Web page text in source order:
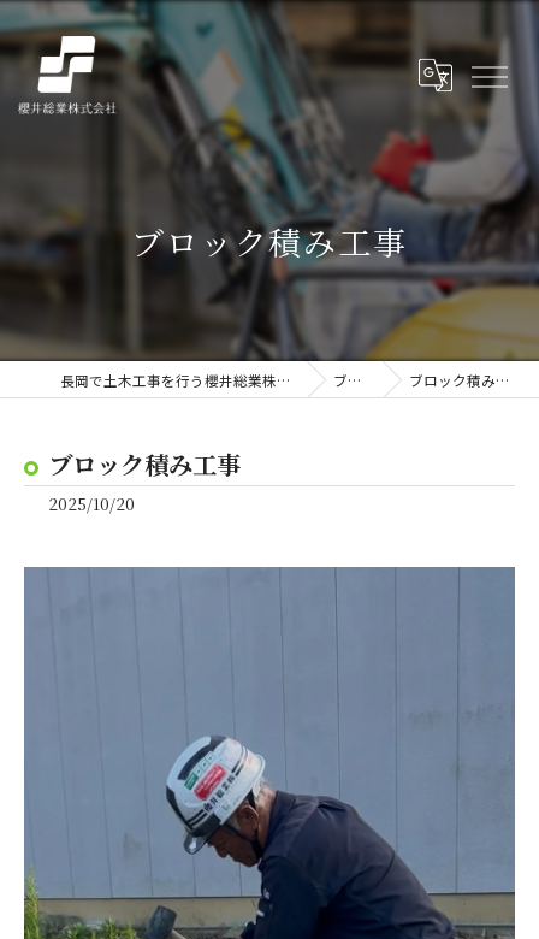
ブロック積み工事
長岡で土木工事を行う櫻井総業株式会社 ブログ ブロック積み工事
ブロック積み工事
2025/10/20